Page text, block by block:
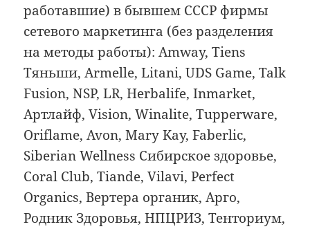
работавшие) в бывшем СССР фирмы
сетевого маркетинга (без разделения
на методы работы): Amway, Tiens
Тяньши, Armelle, Litani, UDS Game, Talk
Fusion, NSP, LR, Herbalife, Inmarket,
Артлайф, Vision, Winalite, Тupperware,
Oriflame, Avon, Mary Kay, Faberlic,
Siberian Wellness Сибирское здоровье,
Coral Club, Tiande, Vilavi, Perfect
Organics, Вертера органик, Арго,
Родник Здоровья, НПЦРИЗ, Тенториум,